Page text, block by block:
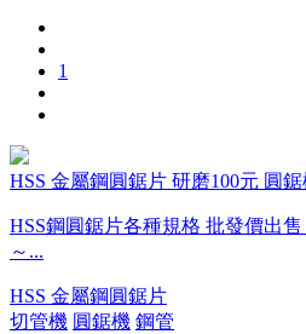
1
HSS 金屬鋼圓鋸片 研磨100元 圓
HSS鋼圓鋸片各種規格 批發價出售
～...
HSS 金屬鋼圓鋸片
切管機 圓鋸機 鋼管